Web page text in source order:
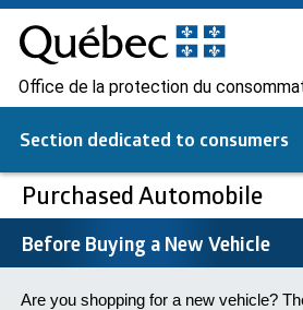
Office de la protection du
Section dedicated to consumers
Purchased Automobile
Before Buying a New Vehicle
Are you shopping for a new vehicle?